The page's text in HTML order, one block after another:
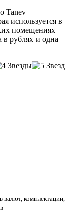
Tanev
используется в
помещениях
в рублях и одна
валют, комплектации,